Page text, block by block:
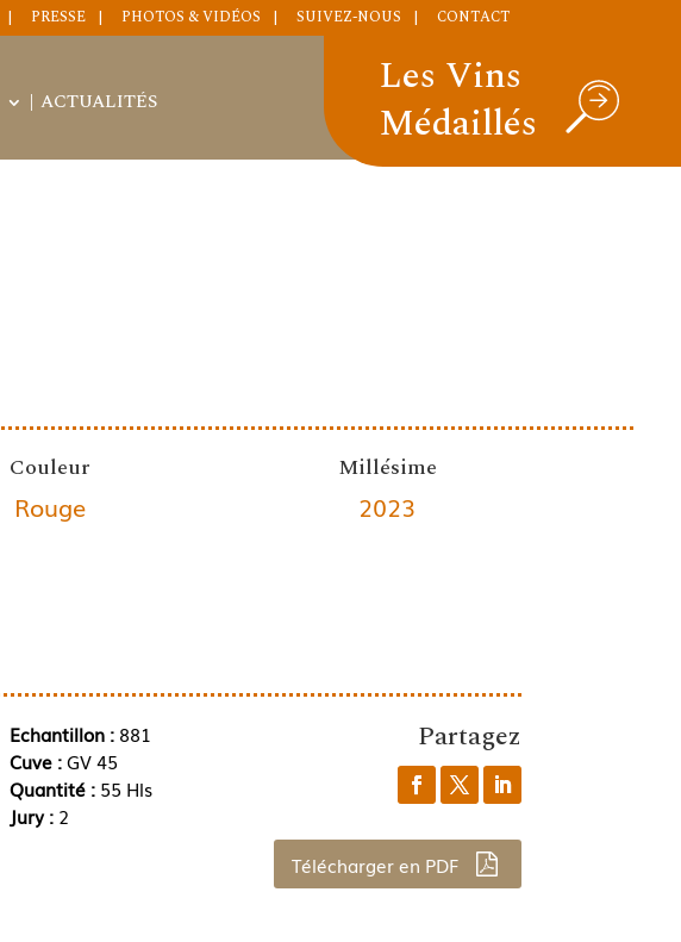
PRESSE PHOTOS & VIDÉOS SUIVEZ-NOUS CONTACT
ACTUALITÉS
Les Vins
Médaillés
Couleur
Rouge
Millésime
2023
Echantillon :881
Cuve :GV 45
Quantité : 55 Hls
Jury : 2
Partagez
Télécharger en PDF